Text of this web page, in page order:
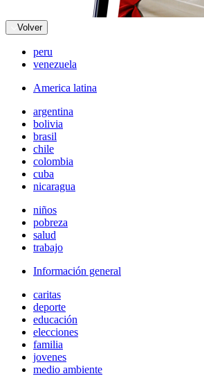
Volver
peru
venezuela
America latina
argentina
bolivia
brasil
chile
colombia
cuba
nicaragua
niños
pobreza
salud
trabajo
Información general
caritas
deporte
educación
elecciones
familia
jovenes
medio ambiente